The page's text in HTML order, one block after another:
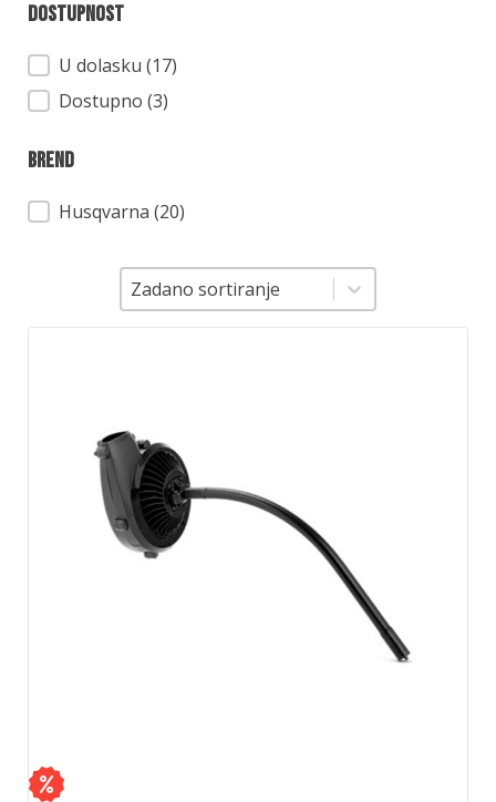
Dostupnost
Dostupnost
U dolasku (17)
Dostupno (3)
Brend
BrendHusqvarna (20)
Sortiranje
Zadano sortiranje
Sortiranje